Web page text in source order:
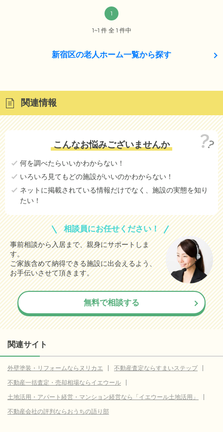
1
1~1 件 全 1 件中
新宿区の老人ホーム一覧から探す
関連情報
こんなお悩みございませんか
何を調べたらいいかわからない！
いろいろ見てもどの施設がいいのかわからない！
ネットに掲載されている情報だけでなく、施設の実態を知り
たい！
相談員にお任せください！
事前相談から入居まで、親身にサポートしま
す。
ご家族含めて納得できる施設に出会えるよう、
お手伝いさせて頂きます。
無料で相談する
関連サイト
外壁塗装・リフォームならヌリカエ
不動産査定ならすまいステップ
不動産一括査定・売却相場ならイエウール
土地活用・アパート経営・マンション経営なら「イエウール土地活用」
不動産会社の評判ならおうちの語り部